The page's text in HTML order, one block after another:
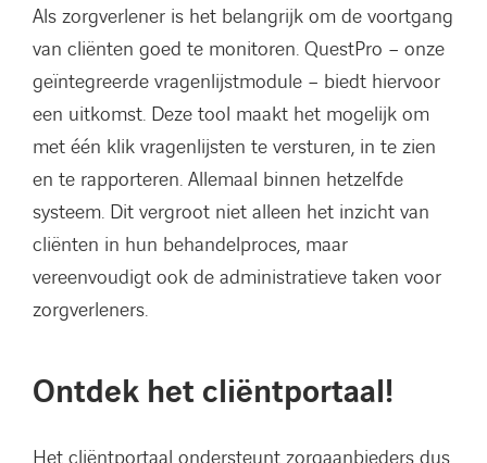
Als zorgverlener is het belangrijk om de voortgang
van cliënten goed te monitoren. QuestPro – onze
geïntegreerde vragenlijstmodule – biedt hiervoor
een uitkomst. Deze tool maakt het mogelijk om
met één klik vragenlijsten te versturen, in te zien
en te rapporteren. Allemaal binnen hetzelfde
systeem. Dit vergroot niet alleen het inzicht van
cliënten in hun behandelproces, maar
vereenvoudigt ook de administratieve taken voor
zorgverleners.
Ontdek het cliëntportaal!